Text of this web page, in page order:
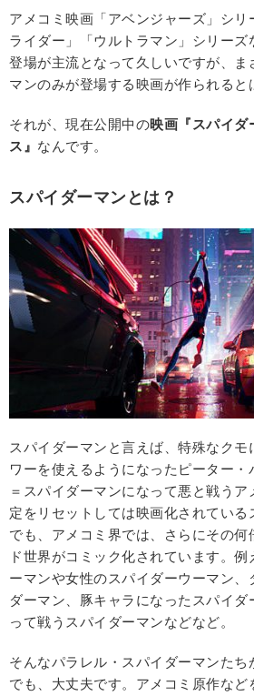
アメコミ映画「アベンジャーズ」シ
ライダー」「ウルトラマン」シリー
登場が主流となって久しいですが、ま
マンのみが登場する映画が作られると
それが、現在公開中の映画『スパイダ
ス』 なんです。
スパイダーマンとは？
スパイダーマンと言えば、特殊なク
ワーを使えるようになったピーター
＝スパイダーマンになって悪と戦う
定をリセットしては映画化されてい
でも、アメコミ界では、さらにその
ド世界がコミック化されています。
ーマンや女性のスパイダーウーマン、
ダーマン、豚キャラになったスパイ
って戦うスパイダーマンなどなど。
そんなパラレル・スパイダーマンたち
でも、大丈夫です。アメコミ原作など